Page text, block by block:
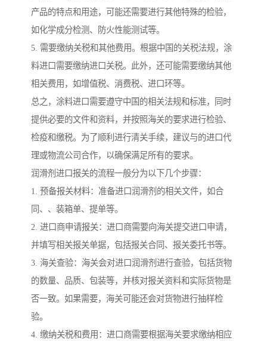
产品的特点和用途，可能还需要进行其他特殊的检验，
如化学成分检测、防火性能测试等。
5. 需要缴纳关税和其他费用。根据中国的关税法规，涂
料进口需要缴纳进口关税。此外，还可能需要缴纳其他
相关费用，如增值税、消费税、进口环等。
总之，涂料进口需要遵守中国的相关法规和标准，同时
提供必要的文件和资料，并按照海关的要求进行检验、
检疫和缴税。为了顺利进行清关手续，建议与的进口代
理或物流公司合作，以确保满足所有的要求。
润滑剂进口报关的流程一般分为以下几个步骤：
1. 预备报关材料：准备进口润滑剂的相关文件，如合
同、、装箱单、提单等。
2. 进口商申请报关：进口商需要向海关提交进口申请，
并填写相关报关单据，包括报关合同、报关委托书等。
3. 海关查验：海关会对进口润滑剂进行查验，包括货物
的数量、品质、包装等，并核对报关资料和实际货物是
否一致。如果需要，海关可能还会对货物进行抽样检
验。
4. 缴纳关税和费用：进口商需要根据海关要求缴纳相应